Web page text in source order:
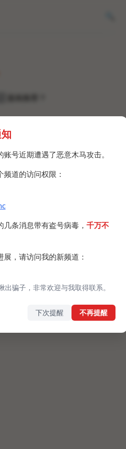
号近期遭遇了恶意木马攻击。
频道的访问权限：
条消息带有盗号病毒， 千万不
，请访问我的新频道：
骗子，非常欢迎与我取得联系。
下次提醒 不再提醒